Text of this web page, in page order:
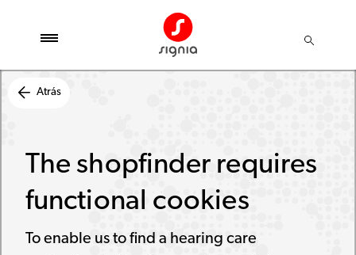
Atrás
The shopfinder requires
functional cookies
To enable us to find a hearing care